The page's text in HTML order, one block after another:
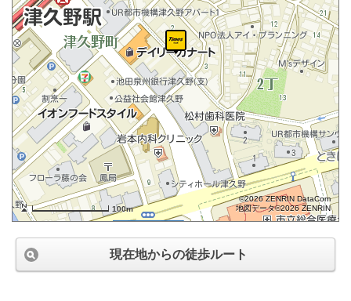
100m
©2026 ZENRIN DataCom
地図データ©2026 ZENRIN
現在地からの徒歩ルート